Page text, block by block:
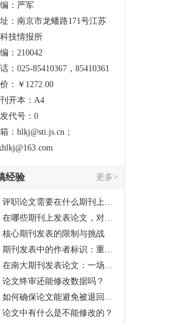
：严军
：南京市龙蟠路171号江苏
技情报所
：210042
：025-85410367，85410361
：￥1272.00
开本：A4
代号：0
：hlkj@sti.js.cn；
经验 更多>
评职论文需要在什么期刊上发表？
在哪些期刊上发表论文，对考研有优势？
核心期刊发表的限制与挑战
期刊发表中的作者标识：重要性与实践
在南大期刊发表论文：一场知识探索与学术成就的旅程
论文终审还能修改数据吗？
如何确保论文能避免被退回：关键条件与策略
论文中有什么是不能修改的？